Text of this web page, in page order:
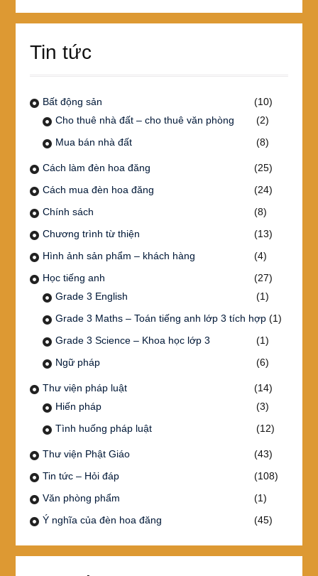
Tin tức
Bất động sản
(10)
Cho thuê nhà đất – cho thuê văn phòng
(2)
Mua bán nhà đất
(8)
Cách làm đèn hoa đăng
(25)
Cách mua đèn hoa đăng
(24)
Chính sách
(8)
Chương trình từ thiện
(13)
Hình ảnh sản phẩm – khách hàng
(4)
Học tiếng anh
(27)
Grade 3 English
(1)
Grade 3 Maths – Toán tiếng anh lớp 3 tích hợp(1)
Grade 3 Science – Khoa học lớp 3
(1)
Ngữ pháp
(6)
Thư viện pháp luật
(14)
Hiến pháp
(3)
Tình huống pháp luật
(12)
Thư viện Phật Giáo
(43)
Tin tức – Hỏi đáp
(108)
Văn phòng phẩm
(1)
Ý nghĩa của đèn hoa đăng
(45)